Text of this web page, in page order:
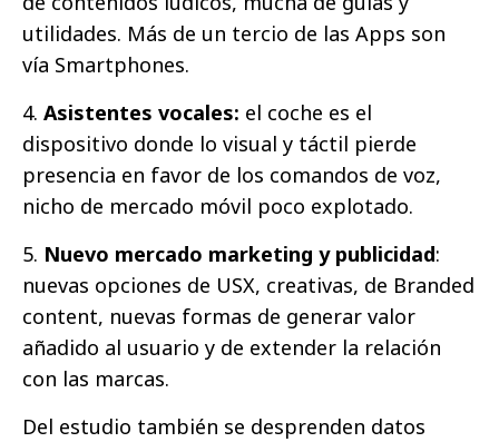
utilidades. Más de un tercio de las Apps son
vía Smartphones.
4. Asistentes vocales: el coche es el
dispositivo donde lo visual y táctil pierde
presencia en favor de los comandos de voz,
nicho de mercado móvil poco explotado.
5. Nuevo mercado marketing y publicidad:
nuevas opciones de USX, creativas, de Branded
content, nuevas formas de generar valor
añadido al usuario y de extender la relación
con las marcas.
Del estudio también se desprenden datos